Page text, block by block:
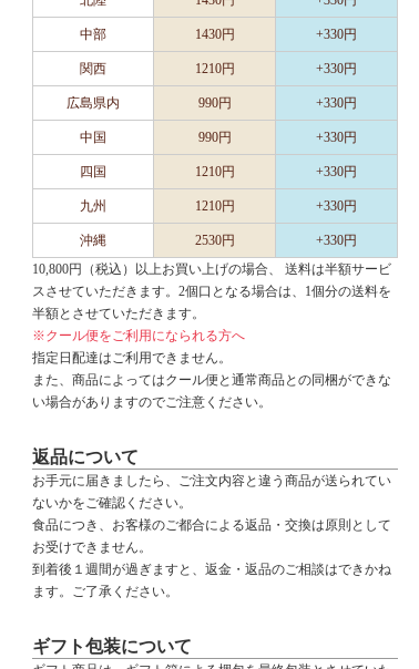
中部 1430円 +330円
関西 1210円 +330円
広島県内 990円 +330円
中国 990円 +330円
四国 1210円 +330円
九州 1210円 +330円
沖縄 2530円
+330円
10,800円（税込）以上お買い上げの場合、 送料は半額サービ
スさせていただきます。2個口となる場合は、1個分の送料を
半額とさせていただきます。
※クール便をご利用になられる方へ
指定日配達はご利用できません。
また、商品によってはクール便と通常商品との同梱ができな
い場合がありますのでご注意ください。
返品について
お手元に届きましたら、ご注文内容と違う商品が送られてい
ないかをご確認ください。
食品につき、お客様のご都合による返品・交換は原則として
お受けできません。
到着後１週間が過ぎますと、返金・返品のご相談はできかね
ます。ご了承ください。
ギフト包装について